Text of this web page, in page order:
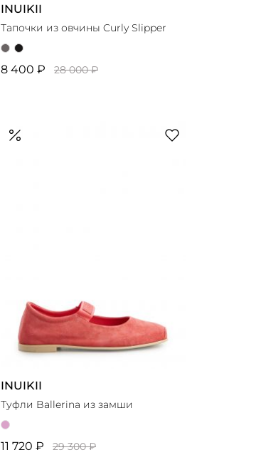
INUIKII
Тапочки из овчины Curly Slipper
8 400 ₽ 28 000 ₽
INUIKII
Туфли Ballerina из замши
11 720 ₽ 29 300 ₽